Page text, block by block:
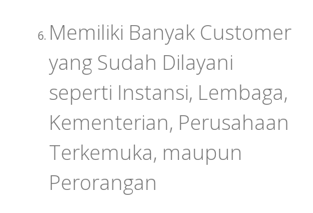
Memiliki Banyak Customer
yang Sudah Dilayani
seperti Instansi, Lembaga,
Kementerian, Perusahaan
Terkemuka, maupun
Perorangan